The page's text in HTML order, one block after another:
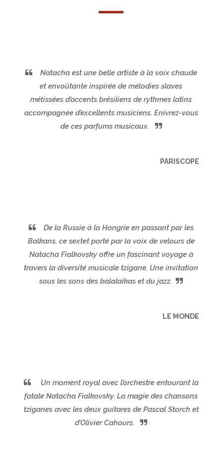
Natacha est une belle artiste à la voix chaude
et envoûtante inspirée de mélodies slaves
métissées d’accents brésiliens de rythmes latins
accompagnée d’excellents musiciens. Enivrez-vous
de ces parfums musicaux.
PARISCOPE
De la Russie à la Hongrie en passant par les
Balkans, ce sextet porté par la voix de velours de
Natacha Fialkovsky offre un fascinant voyage à
travers la diversité musicale tzigane. Une invitation
sous les sons des balalaïkas et du jazz.
LE MONDE
Un moment royal avec l’orchestre entourant la
fatale Natacha Fialkovsky. La magie des chansons
tziganes avec les deux guitares de Pascal Storch et
d’Olivier Cahours.